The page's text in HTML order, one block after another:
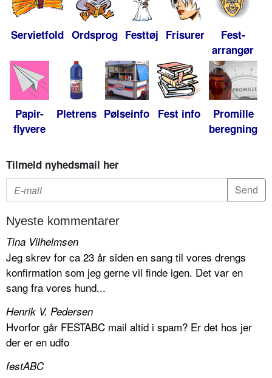
Servietfold Ordsprog Festtøj Frisurer
Fest-
arrangør
Papir-
flyvere
Pletrens Pølseinfo Fest info
Promille
beregning
Tilmeld nyhedsmail her
Nyeste kommentarer
Tina Vilhelmsen
Jeg skrev for ca 23 år siden en sang til vores drengs
konfirmation som jeg gerne vil finde igen. Det var en
sang fra vores hund...
Henrik V. Pedersen
Hvorfor går FESTABC mail altid i spam? Er det hos jer
der er en udfo
festABC